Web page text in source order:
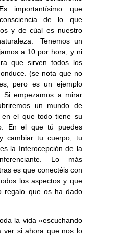
importantísimo que
de lo que
y de cúal es nuestro
Tenemos un
a 10 por hora, y ni
que sirven todos los
(se nota que no
pero es un ejemplo
Si empezamos a mirar
un mundo de
en el que todo tiene su
En el que tú puedes
cambiar tu cuerpo, tu
la Interocepción de la
Lo más
es que conectéis con
los aspectos y que
regalo que os ha dado
la vida «escuchando
ver si ahora que nos lo